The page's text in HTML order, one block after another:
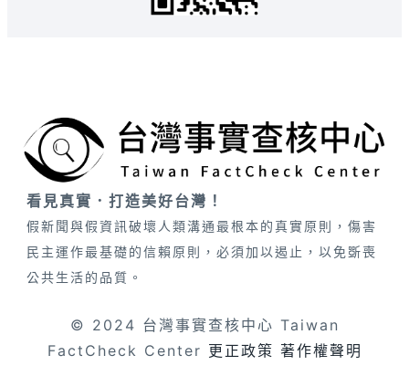
看見真實．打造美好台灣！
假新聞與假資訊破壞人類溝通最根本的真實原則，傷害
民主運作最基礎的信賴原則，必須加以遏止，以免斲喪
公共生活的品質。
© 2024 台灣事實查核中心 Taiwan
FactCheck Center 更正政策 著作權聲明